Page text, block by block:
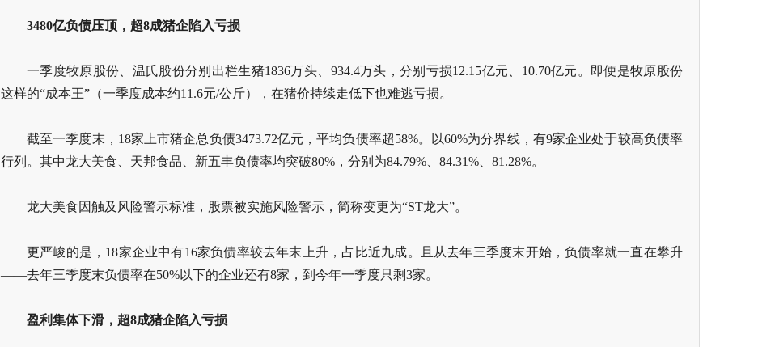
3480亿负债压顶，超8成猪企陷入亏损
一季度牧原股份、温氏股份分别出栏生猪1836万头、934.4万头，分别亏损12.15亿元、10.70亿元。即便是牧原股份
这样的“成本王”（一季度成本约11.6元/公斤），在猪价持续走低下也难逃亏损。
截至一季度末，18家上市猪企总负债3473.72亿元，平均负债率超58%。以60%为分界线，有9家企业处于较高负债率
行列。其中龙大美食、天邦食品、新五丰负债率均突破80%，分别为84.79%、84.31%、81.28%。
龙大美食因触及风险警示标准，股票被实施风险警示，简称变更为“ST龙大”。
更严峻的是，18家企业中有16家负债率较去年末上升，占比近九成。且从去年三季度末开始，负债率就一直在攀升
——去年三季度末负债率在50%以下的企业还有8家，到今年一季度只剩3家。
盈利集体下滑，超8成猪企陷入亏损